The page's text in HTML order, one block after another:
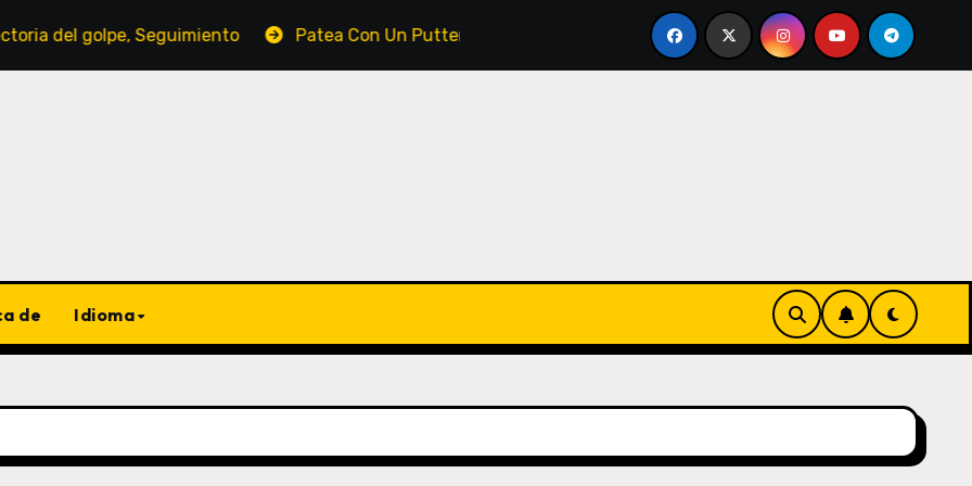
del golpe, Seguimiento Patea Con Un Putter Pesado: Adaptación del golpe, Presión del agarre, Técnicas de
de Idioma